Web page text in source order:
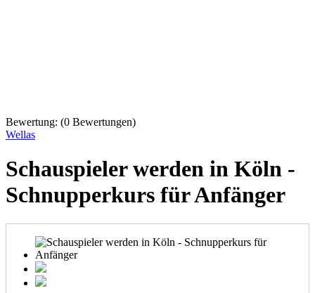
Bewertung: (0 Bewertungen)
Wellas
Schauspieler werden in Köln -
Schnupperkurs für Anfänger